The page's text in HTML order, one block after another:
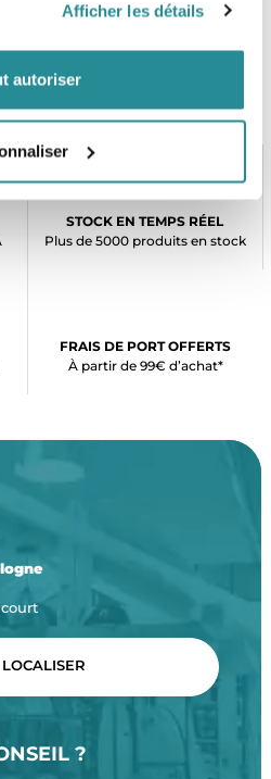
Afficher les détails
autoriser
STOCK EN TEMPS RÉEL
Plus de 5000 produits en stock
FRAIS DE PORT OFFERTS
À partir de 99€ d’achat*
LOCALISER
?